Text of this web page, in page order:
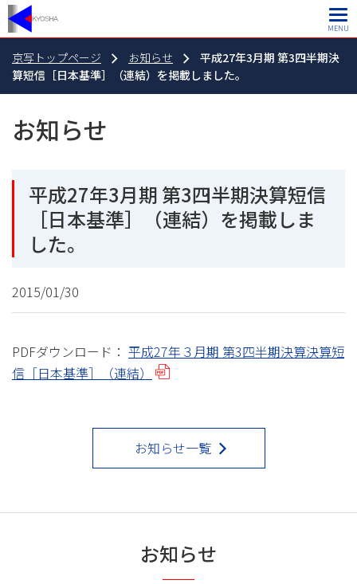
京写トップページ お知らせ
平成27年3月期 第3四半期決
算短信［日本基準］（連結）を掲載しました。
お知らせ
平成27年3月期 第3四半期決算短信
［日本基準］（連結）を掲載しま
した。
2015/01/30
PDFダウンロード： 平成27年３月期 第3四半期決算決算短
信［日本基準］（連結）
お知らせ一覧
お知らせ
MENU